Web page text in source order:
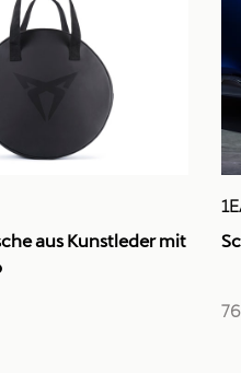
aus Kunstleder mit